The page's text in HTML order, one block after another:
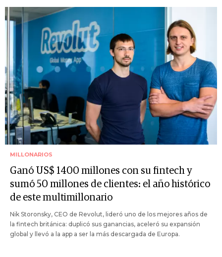
MILLONARIOS
Ganó US$ 1400 millones con su fintech y
sumó 50 millones de clientes: el año histórico
de este multimillonario
Nik Storonsky, CEO de Revolut, lideró uno de los mejores años de
la fintech británica: duplicó sus ganancias, aceleró su expansión
global y llevó a la app a ser la más descargada de Europa.